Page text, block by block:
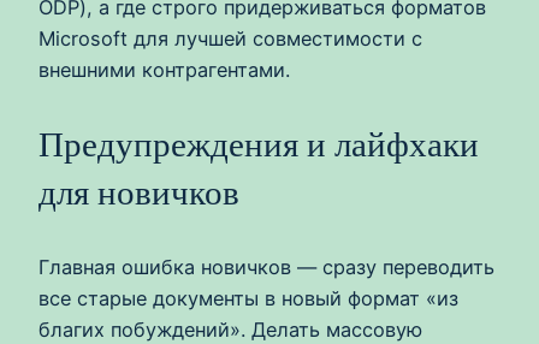
ODP), а где строго придерживаться форматов
Microsoft для лучшей совместимости с
внешними контрагентами.
Предупреждения и лайфхаки
для новичков
Главная ошибка новичков — сразу переводить
все старые документы в новый формат «из
благих побуждений». Делать массовую